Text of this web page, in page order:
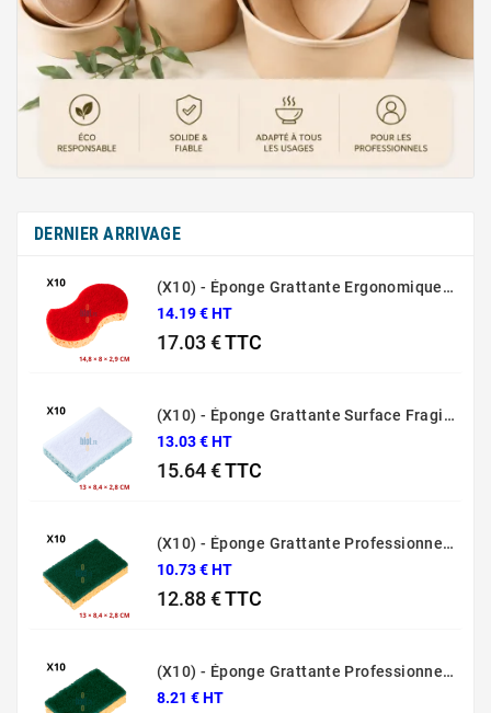
DERNIER ARRIVAGE
(X10) - Éponge Grattante Ergonomique Rouge Sponrex 92
14.19 € HT
17.03 €TTC
(X10) - Éponge Grattante Surface Fragile Bleue Sponrex 79
13.03 € HT
15.64 €TTC
(X10) - Éponge Grattante Professionnelle Sponrex 74
10.73 € HT
12.88 €TTC
(X10) - Éponge Grattante Professionnelle Sponrex 52
8.21 € HT